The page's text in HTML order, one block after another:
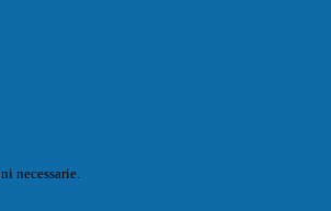
necessarie.